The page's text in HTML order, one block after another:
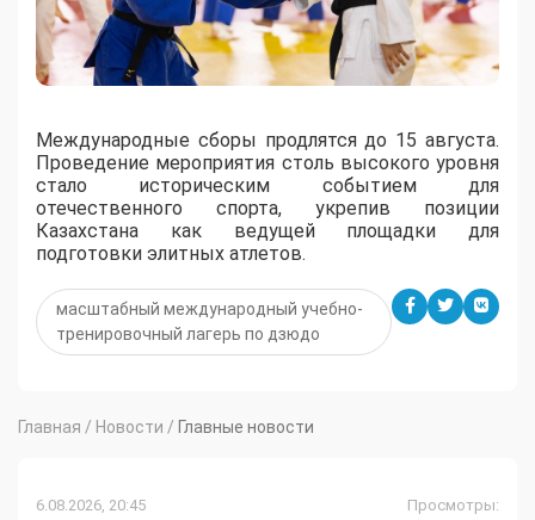
Международные сборы продлятся до 15 августа.
Проведение мероприятия столь высокого уровня
стало историческим событием для
отечественного спорта, укрепив позиции
Казахстана как ведущей площадки для
подготовки элитных атлетов.
масштабный международный учебно-
тренировочный лагерь по дзюдо
Главная / Новости / Главные новости
6.08.2026, 20:45 Просмотры: